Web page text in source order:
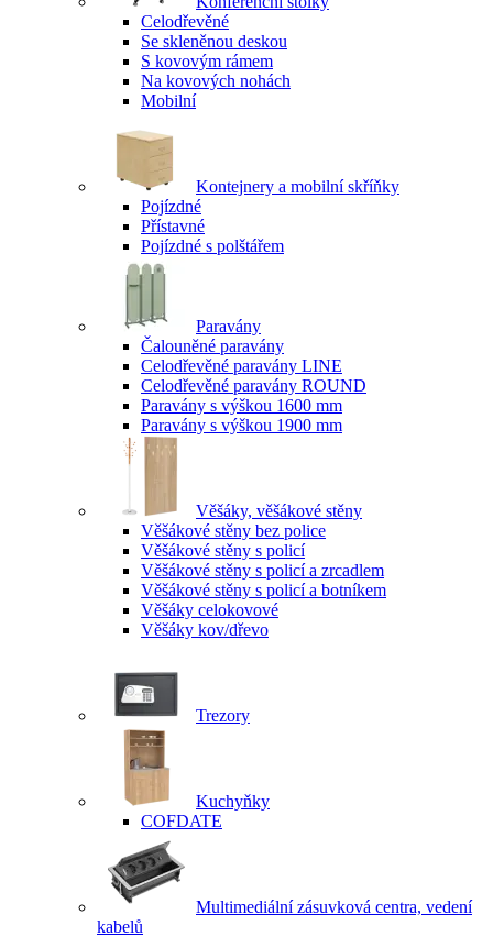
Celodřevěné
Se skleněnou deskou
S kovovým rámem
Na kovových nohách
Mobilní
Kontejnery a mobilní skříňky
Pojízdné
Přístavné
Pojízdné s polštářem
Paravány
Čalouněné paravány
Celodřevěné paravány LINE
Celodřevěné paravány ROUND
Paravány s výškou 1600 mm
Paravány s výškou 1900 mm
Věšáky, věšákové stěny
Věšákové stěny bez police
Věšákové stěny s policí
Věšákové stěny s policí a zrcadlem
Věšákové stěny s policí a botníkem
Věšáky celokovové
Věšáky kov/dřevo
Trezory
Kuchyňky
COFDATE
Multimediální zásuvková centra, vedení
kabelů